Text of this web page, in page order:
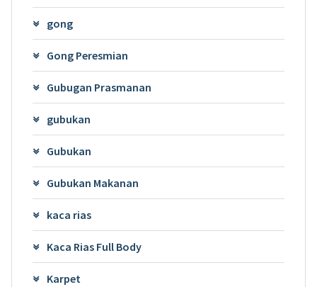
gong
Gong Peresmian
Gubugan Prasmanan
gubukan
Gubukan
Gubukan Makanan
kaca rias
Kaca Rias Full Body
Karpet